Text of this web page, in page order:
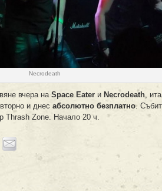
Necrodeath
вчера на Space Eater и Necrodeath ,
и днес абсолютно безплатно.
Thrash Zone. Начало 20 ч.